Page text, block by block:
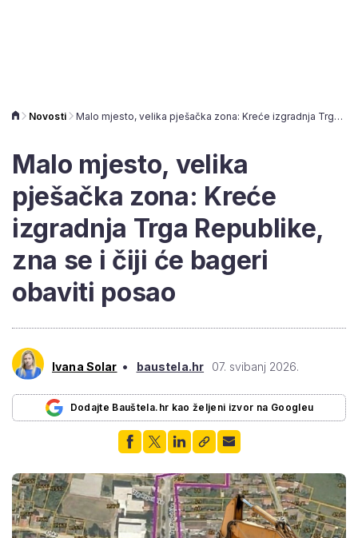
Novosti Malo mjesto, velika pješačka zona: Kreće izgradnja Trga Republike, zna se i čiji će bageri obaviti posao
Malo mjesto, velika
pješačka zona: Kreće
izgradnja Trga Republike,
zna se i čiji će bageri
obaviti posao
Ivana Solar • baustela.hr 07. svibanj 2026.
Dodajte Bauštela.hr kao željeni izvor na Googleu